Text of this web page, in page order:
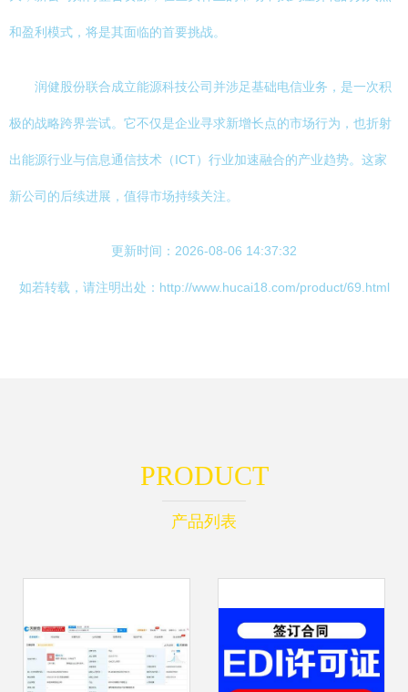
和盈利模式，将是其面临的首要挑战。
润健股份联合成立能源科技公司并涉足基础电信业务，是一次积
极的战略跨界尝试。它不仅是企业寻求新增长点的市场行为，也折射
出能源行业与信息通信技术（ICT）行业加速融合的产业趋势。这家
新公司的后续进展，值得市场持续关注。
更新时间：2026-08-06 14:37:32
如若转载，请注明出处：http://www.hucai18.com/product/69.html
PRODUCT
产品列表